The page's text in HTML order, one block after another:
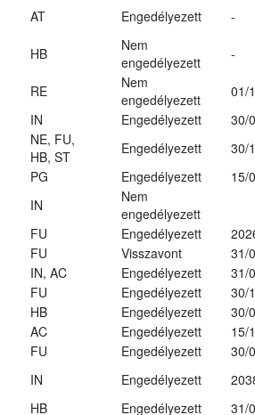
AT Engedélyezett -
HB
Nem
engedélyezett
-
RE
Nem
engedélyezett
01/
IN Engedélyezett
30/
NE, FU,
HB, ST
Engedélyezett
30/
PG Engedélyezett
15/
IN
Nem
engedélyezett
FU Engedélyezett
FU Visszavont
31/
IN, AC Engedélyezett
31/
FU Engedélyezett
30/
HB Engedélyezett
30/
AC Engedélyezett
15/
FU Engedélyezett
30/
IN Engedélyezett
HB Engedélyezett
31/